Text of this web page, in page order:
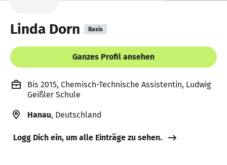
Linda Dorn Basis
Ganzes Profil ansehen
Bis 2015, Chemisch-Technische Assistentin, Ludwig
Geißler Schule
Hanau, Deutschland
Logg Dich ein, um alle Einträge zu sehen.